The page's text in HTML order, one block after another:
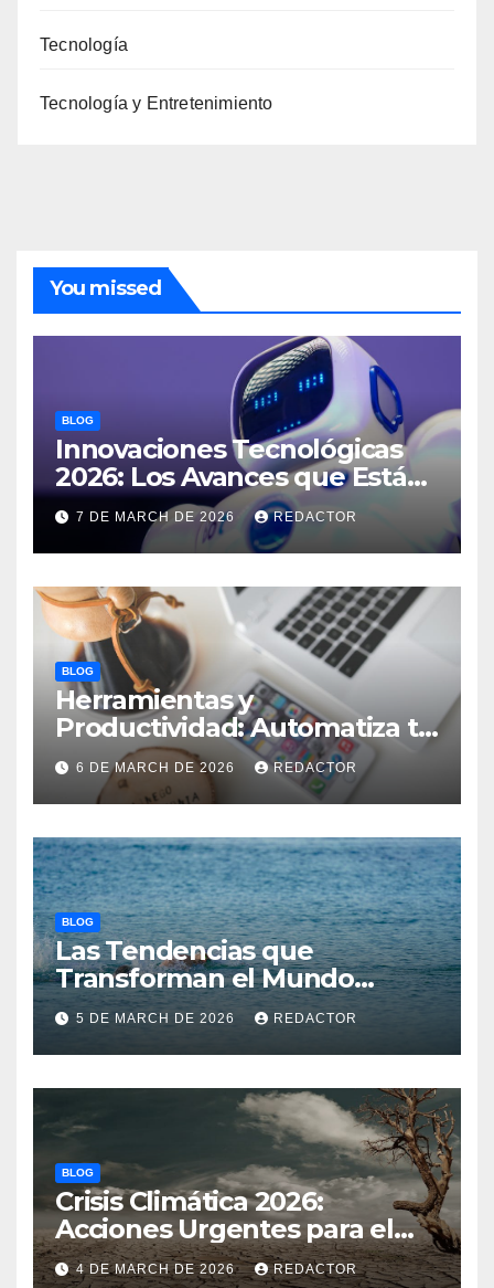
Tecnología
Tecnología y Entretenimiento
You missed
BLOG
Innovaciones Tecnológicas
2026: Los Avances que Están
Revolucionando el Mundo
7 DE MARCH DE 2026 REDACTOR
BLOG
Herramientas y
Productividad: Automatiza tu
Negocio y Ahorra Tiempo
6 DE MARCH DE 2026 REDACTOR
BLOG
Las Tendencias que
Transforman el Mundo
Atlético
5 DE MARCH DE 2026 REDACTOR
BLOG
Crisis Climática 2026:
Acciones Urgentes para el
Planeta
4 DE MARCH DE 2026 REDACTOR